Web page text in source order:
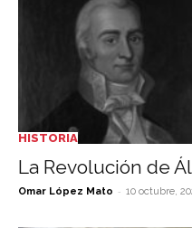
HISTORIA
La Revolución de
Omar López Mato - 10 octubre,